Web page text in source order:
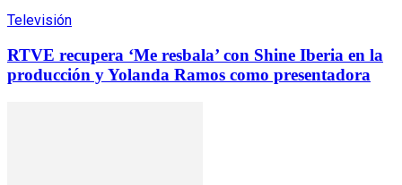
Televisión
RTVE recupera ‘Me resbala’ con Shine Iberia en la
producción y Yolanda Ramos como presentadora